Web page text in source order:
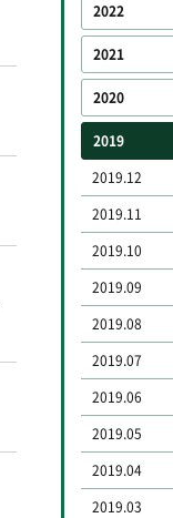
2022
2021
2020
2019
2019.12
2019.11
2019.10
2019.09
2019.08
2019.07
2019.06
2019.05
2019.04
2019.03